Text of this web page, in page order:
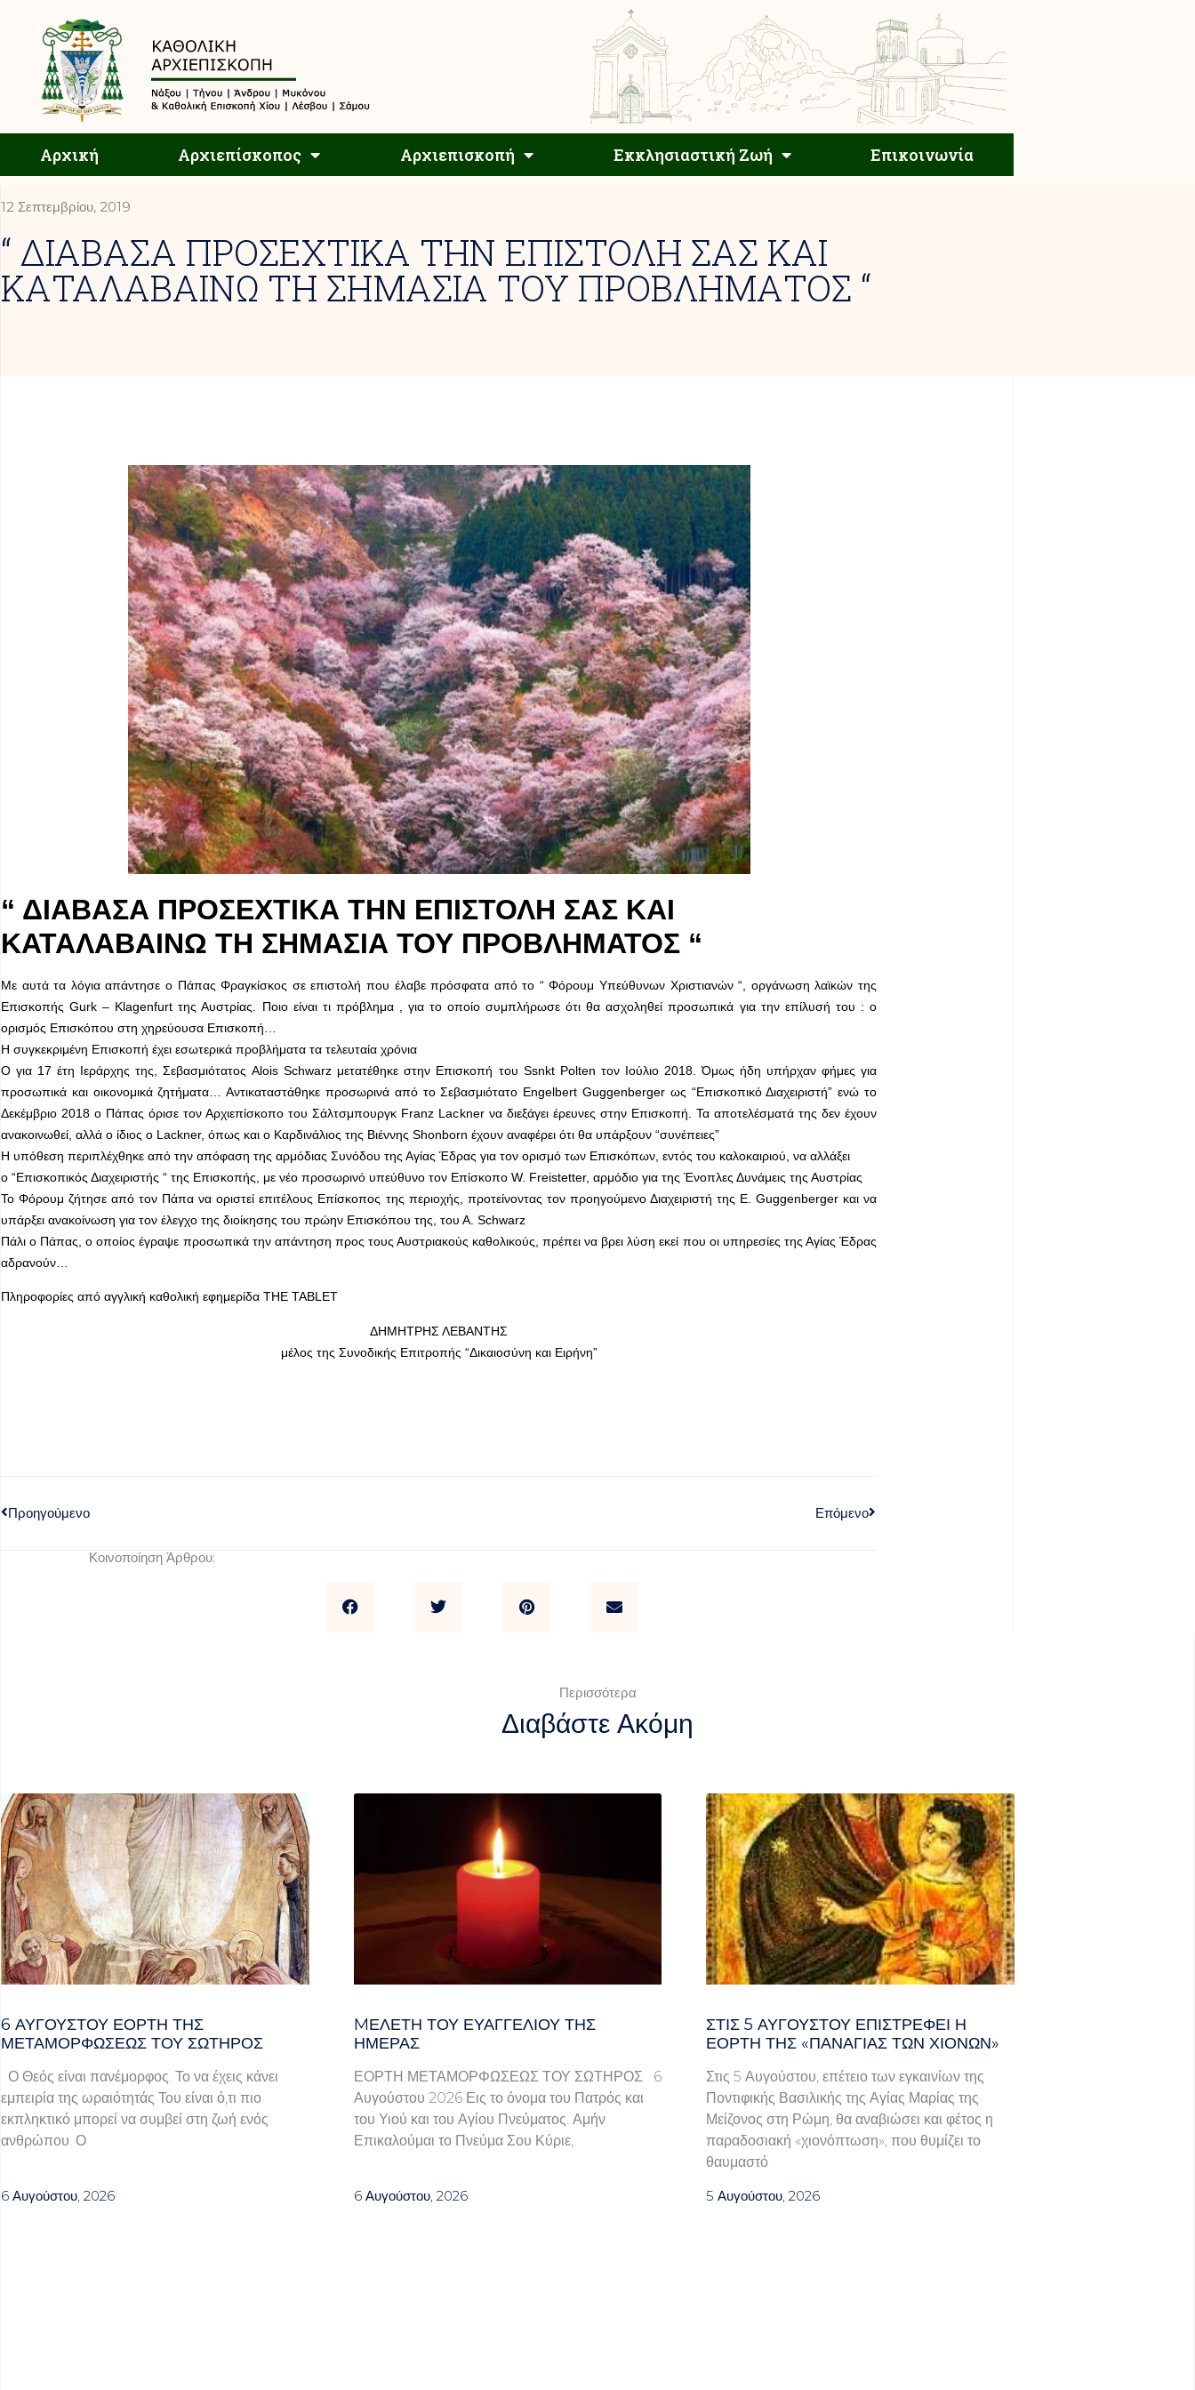
Αρχική Αρχιεπίσκοπος Αρχιεπισκοπή Εκκλησιαστική Ζωή Επικοινωνία
Αρχιεπισκοπή Εκκλησιαστική Ζωή Επικοινωνία
12 Σεπτεμβρίου, 2019
“ ΔΙΑΒΑΣΑ ΠΡΟΣΕΧΤΙΚΑ ΤΗΝ ΕΠΙΣΤΟΛΗ ΣΑΣ ΚΑΙ
ΚΑΤΑΛΑΒΑΙΝΩ ΤΗ ΣΗΜΑΣΙΑ ΤΟΥ ΠΡΟΒΛΗΜΑΤΟΣ “
“ ΔΙΑΒΑΣΑ ΠΡΟΣΕΧΤΙΚΑ ΤΗΝ ΕΠΙΣΤΟΛΗ ΣΑΣ ΚΑΙ
ΚΑΤΑΛΑΒΑΙΝΩ ΤΗ ΣΗΜΑΣΙΑ ΤΟΥ ΠΡΟΒΛΗΜΑΤΟΣ “
Με αυτά τα λόγια απάντησε ο Πάπας Φραγκίσκος σε επιστολή που έλαβε πρόσφατα από το “ Φόρουμ Υπεύθυνων Χριστιανών “, οργάνωση λαϊκών της
Επισκοπής Gurk – Klagenfurt της Αυστρίας. Ποιο είναι τι πρόβλημα , για το οποίο συμπλήρωσε ότι θα ασχοληθεί προσωπικά για την επίλυσή του : ο
ορισμός Επισκόπου στη χηρεύουσα Επισκοπή…
Η συγκεκριμένη Επισκοπή έχει εσωτερικά προβλήματα τα τελευταία χρόνια
Ο για 17 έτη Ιεράρχης της, Σεβασμιότατος Alois Schwarz μετατέθηκε στην Επισκοπή του Ssnkt Polten τον Ιούλιο 2018. Όμως ήδη υπήρχαν φήμες για
προσωπικά και οικονομικά ζητήματα… Αντικαταστάθηκε προσωρινά από το Σεβασμιότατο Engelbert Guggenberger ως “Επισκοπικό Διαχειριστή” ενώ το
Δεκέμβριο 2018 ο Πάπας όρισε τον Αρχιεπίσκοπο του Σάλτσμπουργκ Franz Lackner να διεξάγει έρευνες στην Επισκοπή. Τα αποτελέσματά της δεν έχουν
ανακοινωθεί, αλλά ο ίδιος ο Lackner, όπως και ο Καρδινάλιος της Βιέννης Shonborn έχουν αναφέρει ότι θα υπάρξουν “συνέπειες”
Η υπόθεση περιπλέχθηκε από την απόφαση της αρμόδιας Συνόδου της Αγίας Έδρας για τον ορισμό των Επισκόπων, εντός του καλοκαιριού, να αλλάξει
ο “Επισκοπικός Διαχειριστής “ της Επισκοπής, με νέο προσωρινό υπεύθυνο τον Επίσκοπο W. Freistetter, αρμόδιο για της Ένοπλες Δυνάμεις της Αυστρίας
To Φόρουμ ζήτησε από τον Πάπα να οριστεί επιτέλους Επίσκοπος της περιοχής, προτείνοντας τον προηγούμενο Διαχειριστή της E. Guggenberger και να
υπάρξει ανακοίνωση για τον έλεγχο της διοίκησης του πρώην Επισκόπου της, του Α. Schwarz
Πάλι ο Πάπας, ο οποίος έγραψε προσωπικά την απάντηση προς τους Αυστριακούς καθολικούς, πρέπει να βρει λύση εκεί που οι υπηρεσίες της Αγίας Έδρας
αδρανούν…
Πληροφορίες από αγγλική καθολική εφημερίδα THE TABLET
ΔΗΜΗΤΡΗΣ ΛΕΒΑΝΤΗΣ
μέλος της Συνοδικής Επιτροπής “Δικαιοσύνη και Ειρήνη”
Προηγούμενο Επόμενο
Κοινοποίηση Άρθρου:
Περισσότερα
Διαβάστε Ακόμη
6 ΑΥΓΟΥΣΤΟΥ ΕΟΡΤΗ ΤΗΣ
ΜΕΤΑΜΟΡΦΩΣΕΩΣ ΤΟΥ ΣΩΤΗΡΟΣ
Ο Θεός είναι πανέμορφος. Το να έχεις κάνει
εμπειρία της ωραιότητάς Του είναι ό,τι πιο
εκπληκτικό μπορεί να συμβεί στη ζωή ενός
ανθρώπου. Ο
6 Αυγούστου, 2026
MΕΛΈΤΗ ΤΟΥ ΕΥΑΓΓΕΛΊΟΥ ΤΗΣ
ΗΜΈΡΑΣ
ΕΟΡΤΗ ΜΕΤΑΜΟΡΦΩΣΕΩΣ ΤΟΥ ΣΩΤΗΡΟΣ 6
Αυγούστου 2026 Εις το όνομα του Πατρός και
του Υιού και του Αγίου Πνεύματος. Αμήν
Επικαλούμαι το Πνεύμα Σου Κύριε,
6 Αυγούστου, 2026
ΣΤΙΣ 5 ΑΥΓΟΎΣΤΟΥ ΕΠΙΣΤΡΈΦΕΙ Η
ΕΟΡΤΉ ΤΗΣ «ΠΑΝΑΓΊΑΣ ΤΩΝ ΧΙΌΝΩΝ»
Στις 5 Αυγούστου, επέτειο των εγκαινίων της
Ποντιφικής Βασιλικής της Αγίας Μαρίας της
Μείζονος στη Ρώμη, θα αναβιώσει και φέτος η
παραδοσιακή «χιονόπτωση», που θυμίζει το
θαυμαστό
5 Αυγούστου, 2026